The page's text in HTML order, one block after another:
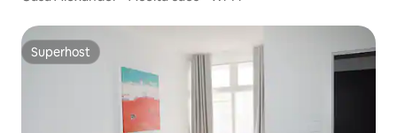
Superhost
Superhost